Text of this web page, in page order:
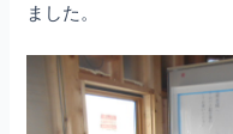
ました。